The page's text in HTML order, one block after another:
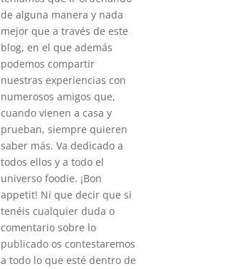
de alguna manera y nada
mejor que a través de este
blog, en el que además
podemos compartir
nuestras experiencias con
numerosos amigos que,
cuando vienen a casa y
prueban, siempre quieren
saber más. Va dedicado a
todos ellos y a todo el
universo foodie. ¡Bon
appetit! Ni que decir que si
tenéis cualquier duda o
comentario sobre lo
publicado os contestaremos
a todo lo que esté dentro de